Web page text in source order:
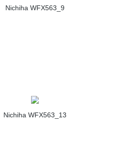
Nichiha WFX563_9
Nichiha WFX563_13